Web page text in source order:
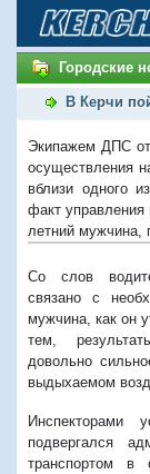
Городские
В Керчи
Экипажем ДПС
осуществления
вблизи одного
факт
летний мужчина,
Со слов
связано с
мужчина, как он
тем,
довольно
выдыхаемом
Инспекторами
подвергался
транспортом в